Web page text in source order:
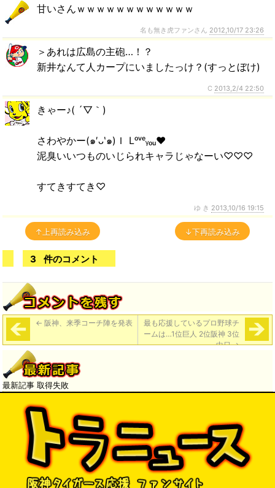
甘いさんｗｗｗｗｗｗｗｗｗｗｗｗ
名も無き虎ファンさん 2012,10/17 23:26
＞あれは広島の主砲…！？
新井なんて人カープにいましたっけ？(すっとぼけ)
C 2013,2/4 22:50
きゃー♪( ´▽｀)
さわやかー(๑′ᴗ‵๑)Ｉ Lᵒᵛᵉᵧₒᵤ♥
泥臭いいつものいじられキャラじゃなーい♡♡♡
すてきすてき♡
ゆ き 2013,10/16 19:15
↑上再読み込み ↓下再読み込み
3 件のコメント
← 阪神、来季コーチ陣を発表
最も応援しているプロ野球チ
ームは…1位巨人 2位阪神 3位
中日→
最新記事 取得失敗